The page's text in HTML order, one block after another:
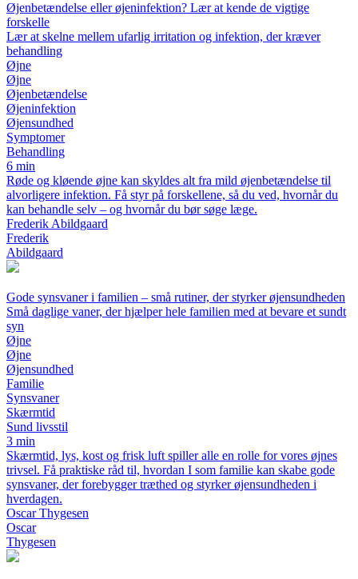
Øjenbetændelse eller øjeninfektion? Lær at kende de vigtige
forskelle
Lær at skelne mellem ufarlig irritation og infektion, der kræver
behandling
Øjne
Øjne
Øjenbetændelse
Øjeninfektion
Øjensundhed
Symptomer
Behandling
6 min
Røde og kløende øjne kan skyldes alt fra mild øjenbetændelse til
alvorligere infektion. Få styr på forskellene, så du ved, hvornår du
kan behandle selv – og hvornår du bør søge læge.
Frederik Abildgaard
Frederik
Abildgaard
Gode synsvaner i familien – små rutiner, der styrker øjensundheden
Små daglige vaner, der hjælper hele familien med at bevare et sundt
syn
Øjne
Øjne
Øjensundhed
Familie
Synsvaner
Skærmtid
Sund livsstil
3 min
Skærmtid, lys, kost og frisk luft spiller alle en rolle for vores øjnes
trivsel. Få praktiske råd til, hvordan I som familie kan skabe gode
synsvaner, der forebygger træthed og styrker øjensundheden i
hverdagen.
Oscar Thygesen
Oscar
Thygesen